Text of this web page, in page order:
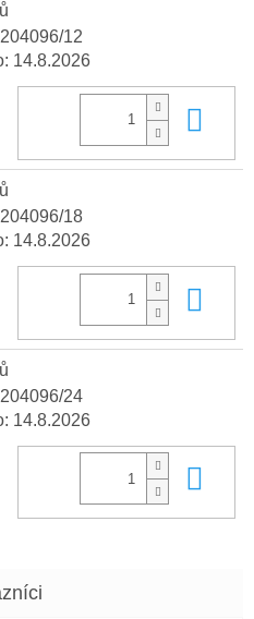
| 204096/12
14.8.2026
| 204096/18
14.8.2026
| 204096/24
14.8.2026